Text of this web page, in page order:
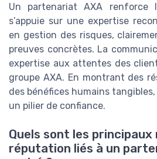
Un partenariat AXA renforce
s’appuie sur une expertise
en gestion des risques,
preuves concrètes. La
expertise aux attentes des
groupe AXA. En montrant des
des bénéfices humains
un pilier de confiance.
Quels sont les principaux
réputation liés à un